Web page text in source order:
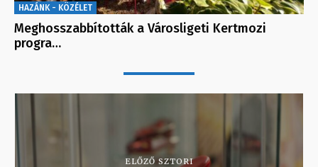
HAZÁNK - KÖZÉLET
Meghosszabbították a Városligeti Kertmozi
progra…
ELŐZŐ SZTORI